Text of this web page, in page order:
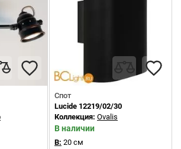
Спот
Lucide 12219/02/30
Коллекция: Ovalis
В наличии
В: 20 см